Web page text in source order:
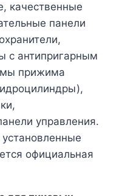
качественные
панели
с антипригарным
прижима
управления.
официальная